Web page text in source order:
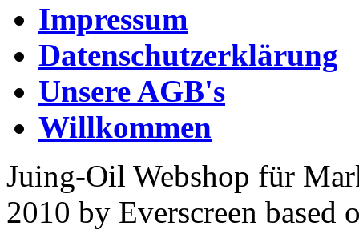
Impressum
Datenschutzerklärung
Unsere AGB's
Willkommen
Juing-Oil Webshop für
2010 by Everscreen